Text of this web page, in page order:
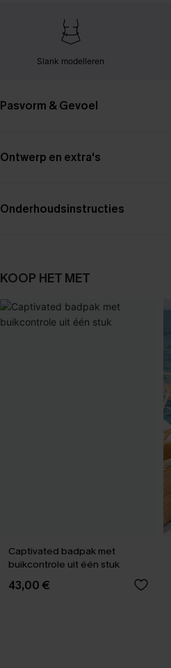
Slank modelleren
Pasvorm & Gevoel
Ontwerp en extra's
Onderhoudsinstructies
KOOP HET MET
Captivated badpak met
buikcontrole uit één stuk
43,00 €